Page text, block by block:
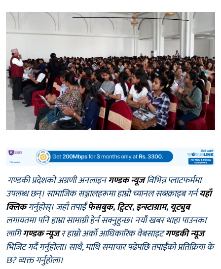
गण्डकी प्रदेशको अग्रणी अनलाइनगण्डक न्यूजविभिन्न प्लाटफर्ममा
उपलब्ध छन्। सामाजिक सञ्जालहरूमा हाम्रो च्यानल सब्स्क्राइब गर्नयहाँ
क्लिकगर्नुहोस्। जहाँ तपाईँफेसबुक,ट्विटर,इन्स्टाग्राम, यूट्युब
लगायतमा पनि हाम्रा सामाग्री हेर्न सक्नुहुन्छ। नयाँ खबर थाहा पाउनका
लागिगण्डक न्यूजर हाम्रो अर्को आधिकारिक वेबसाइटगण्डकी न्यूज
भिजिट गर्दै गर्नुहोला। साथै, माथि समाचार पढेपछि तपाईँको प्रतिक्रिया के
छ? व्यक्त गर्नुहोला।